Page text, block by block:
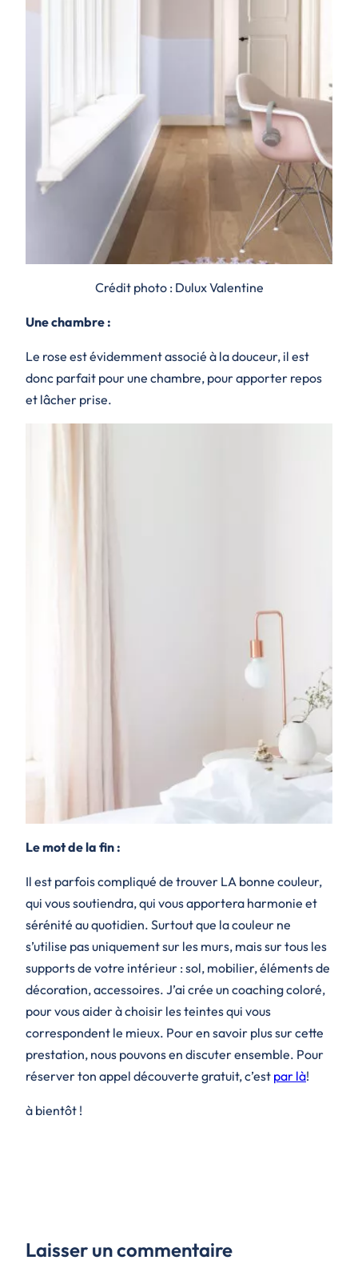
Crédit photo : Dulux Valentine
Une chambre :
Le rose est évidemment associé à la douceur, il est
donc parfait pour une chambre, pour apporter repos
et lâcher prise.
Le mot de la fin :
Il est parfois compliqué de trouver LA bonne couleur,
qui vous soutiendra, qui vous apportera harmonie et
sérénité au quotidien. Surtout que la couleur ne
s’utilise pas uniquement sur les murs, mais sur tous les
supports de votre intérieur : sol, mobilier, éléments de
décoration, accessoires. J’ai crée un coaching coloré,
pour vous aider à choisir les teintes qui vous
correspondent le mieux. Pour en savoir plus sur cette
prestation, nous pouvons en discuter ensemble. Pour
réserver ton appel découverte gratuit, c’est par là!
à bientôt !
Laisser un commentaire